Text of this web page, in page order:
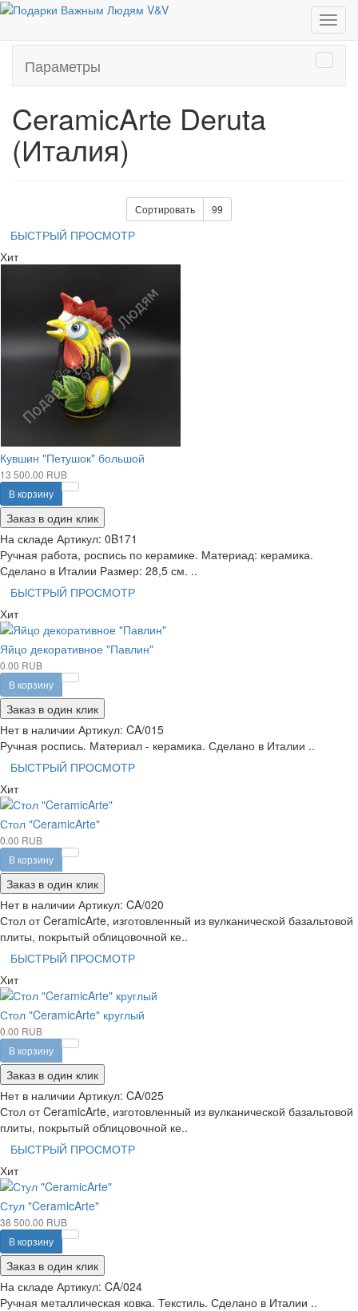
Европейские бренды CeramicArte Deruta (Италия)
Параметры
CeramicArte Deruta
(Италия)
Сортировать 99
БЫСТРЫЙ ПРОСМОТР
Хит
Кувшин "Петушок" большой
13 500.00 RUB
В корзину
Заказ в один клик
На складе Артикул: 0B171
Ручная работа, роспись по керамике. Материад: керамика.
Сделано в Италии Размер: 28,5 см. ..
БЫСТРЫЙ ПРОСМОТР
Хит
Яйцо декоративное "Павлин"
0.00 RUB
В корзину
Заказ в один клик
Нет в наличии Артикул: CA/015
Ручная роспись. Материал - керамика. Сделано в Италии ..
БЫСТРЫЙ ПРОСМОТР
Хит
Стол "CeramicArte"
0.00 RUB
В корзину
Заказ в один клик
Нет в наличии Артикул: CA/020
Стол от CeramicArte, изготовленный из вулканической базальтовой
плиты, покрытый облицовочной ке..
БЫСТРЫЙ ПРОСМОТР
Хит
Стол "CeramicArte" круглый
0.00 RUB
В корзину
Заказ в один клик
Нет в наличии Артикул: CA/025
Стол от CeramicArte, изготовленный из вулканической базальтовой
плиты, покрытый облицовочной ке..
БЫСТРЫЙ ПРОСМОТР
Хит
Стул "CeramicArte"
38 500.00 RUB
В корзину
Заказ в один клик
На складе Артикул: CA/024
Ручная металлическая ковка. Текстиль. Сделано в Италии ..